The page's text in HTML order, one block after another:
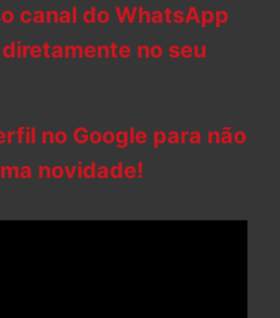
canal do WhatsApp
no seu
no Google para não
novidade!